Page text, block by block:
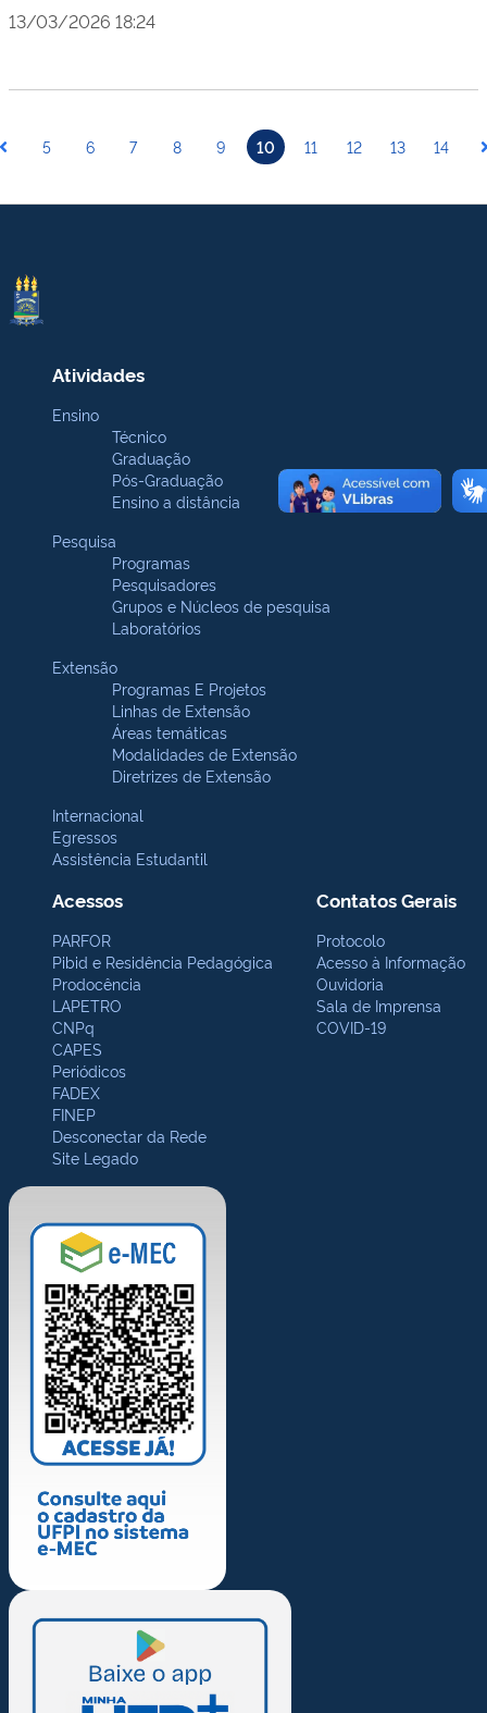
13/03/2026 18:24
5 6 7 8 9 10 11 12 13 14
Atividades
Ensino
Técnico
Graduação
Pós-Graduação
Ensino a distância
Pesquisa
Programas
Pesquisadores
Grupos e Núcleos de pesquisa
Laboratórios
Extensão
Programas E Projetos
Linhas de Extensão
Áreas temáticas
Modalidades de Extensão
Diretrizes de Extensão
Internacional
Egressos
Assistência Estudantil
Acessos
PARFOR
Pibid e Residência Pedagógica
Prodocência
LAPETRO
CNPq
CAPES
Periódicos
FADEX
FINEP
Desconectar da Rede
Site Legado
Contatos Gerais
Protocolo
Acesso à Informação
Ouvidoria
Sala de Imprensa
COVID-19